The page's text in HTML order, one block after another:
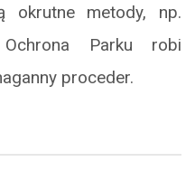
okrutne metody, np.
Ochrona Parku robi
proceder.